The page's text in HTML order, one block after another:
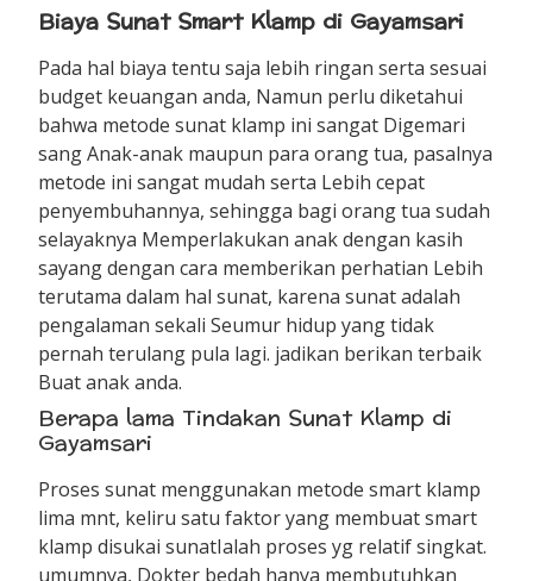
Biaya Sunat Smart Klamp di Gayamsari
Pada hal biaya tentu saja lebih ringan serta sesuai
budget keuangan anda, Namun perlu diketahui
bahwa metode sunat klamp ini sangat Digemari
sang Anak-anak maupun para orang tua, pasalnya
metode ini sangat mudah serta Lebih cepat
penyembuhannya, sehingga bagi orang tua sudah
selayaknya Memperlakukan anak dengan kasih
sayang dengan cara memberikan perhatian Lebih
terutama dalam hal sunat, karena sunat adalah
pengalaman sekali Seumur hidup yang tidak
pernah terulang pula lagi. jadikan berikan terbaik
Buat anak anda.
Berapa lama Tindakan Sunat Klamp di
Gayamsari
Proses sunat menggunakan metode smart klamp
lima mnt, keliru satu faktor yang membuat smart
klamp disukai sunatIalah proses yg relatif singkat.
umumnya, Dokter bedah hanya membutuhkan